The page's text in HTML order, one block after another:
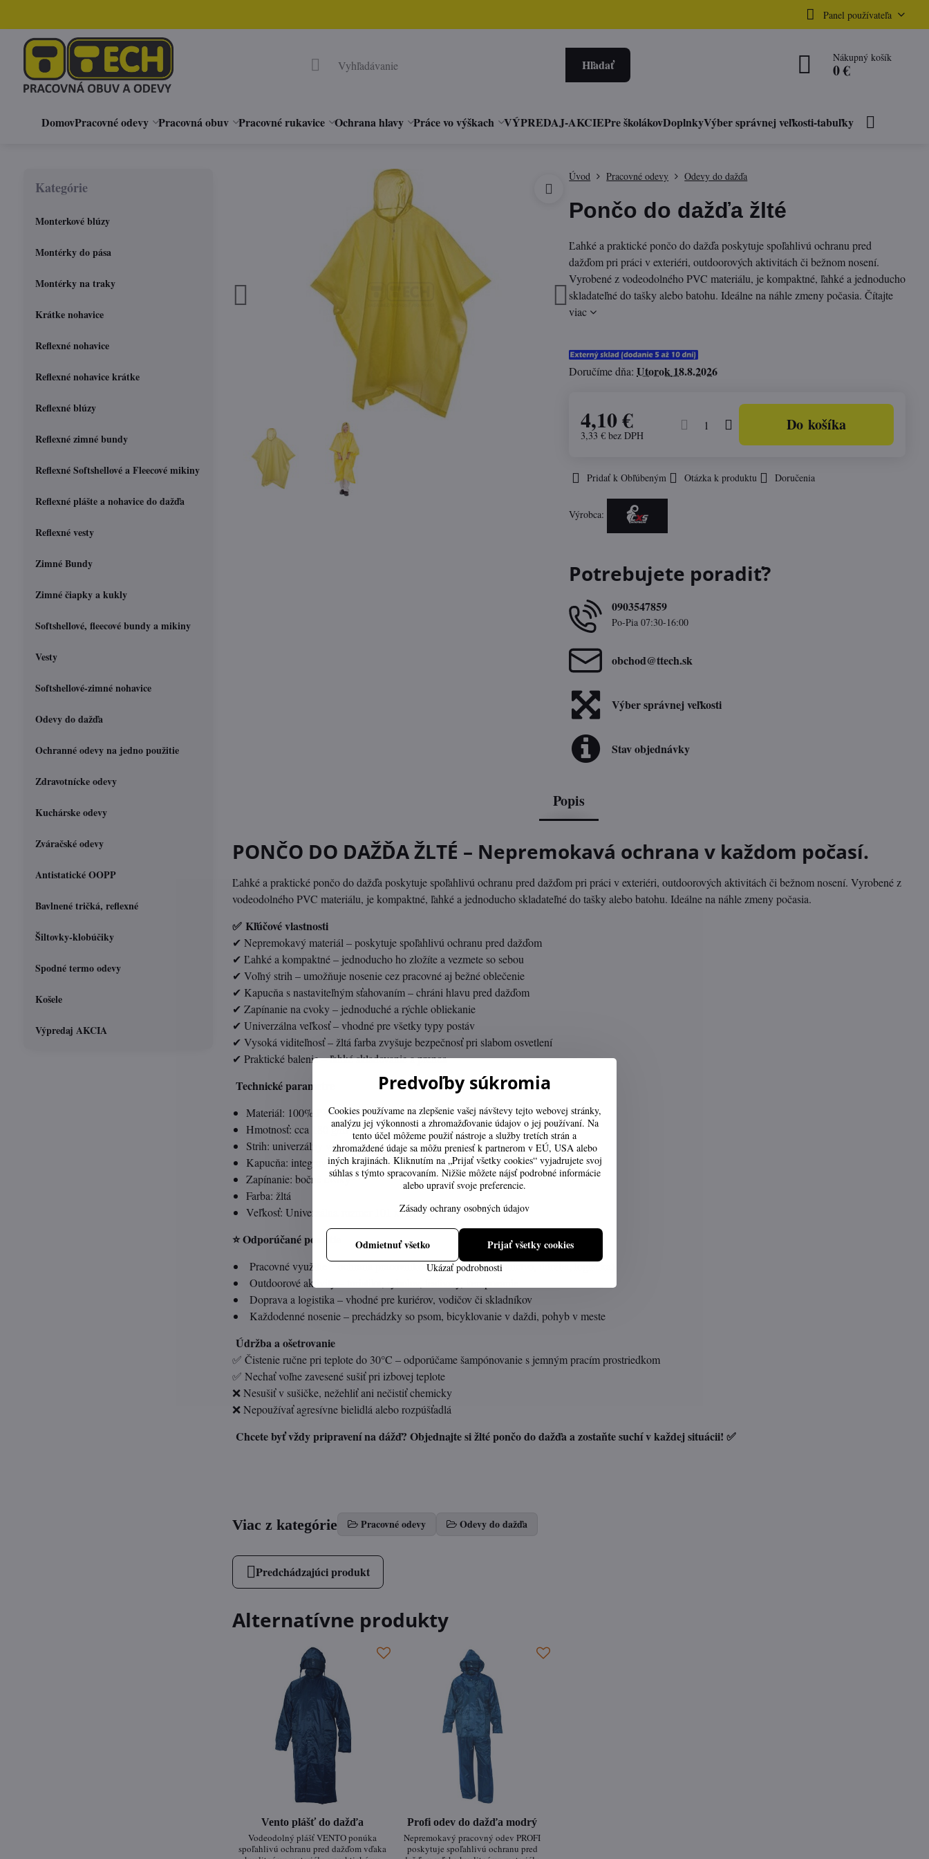
Panel používateľa
Hľadať Nákupný košík
0 €
DomovPracovné odevy Pracovná obuv Pracovné rukavice Ochrana hlavy Práce vo výškach VÝPREDAJ-AKCIEPre školákovDoplnkyVýber správnej veľkosti-tabuľky
Úvod Pracovné odevy Odevy do dažďa
Pončo do dažďa žlté
Ľahké a praktické pončo do dažďa poskytuje spoľahlivú ochranu pred
dažďom pri práci v exteriéri, outdoorových aktivitách či bežnom nosení.
Vyrobené z vodeodolného PVC materiálu, je kompaktné, ľahké a jednoducho
skladateľné do tašky alebo batohu. Ideálne na náhle zmeny počasia.Čítajte
viac
Doručíme dňa:Utorok 18.8.2026
4,10 €
3,33 €bez DPH
Do košíka
Pridať k Obľúbeným Otázka k produktu Doručenia
Výrobca:
Potrebujete poradiť?
0903547859
Po-Pia 07:30-16:00
obchod​@ttech​.sk
Výber správnej veľkosti
Stav objednávky
Popis
PONČO DO DAŽĎA ŽLTÉ – Nepremokavá ochrana v každom počasí.
Ľahké a praktické pončo do dažďa poskytuje spoľahlivú ochranu pred dažďom pri práci v exteriéri, outdoorových aktivitách či bežnom nosení. Vyrobené z
vodeodolného PVC materiálu, je kompaktné, ľahké a jednoducho skladateľné do tašky alebo batohu. Ideálne na náhle zmeny počasia.
✅ Kľúčové vlastnosti
✔ Nepremokavý materiál – poskytuje spoľahlivú ochranu pred dažďom
✔ Ľahké a kompaktné – jednoducho ho zložíte a vezmete so sebou
✔ Voľný strih – umožňuje nosenie cez pracovné aj bežné oblečenie
✔ Kapucňa s nastaviteľným sťahovaním – chráni hlavu pred dažďom
✔ Zapínanie na cvoky – jednoduché a rýchle obliekanie
✔ Univerzálna veľkosť – vhodné pre všetky typy postáv
✔ Vysoká viditeľnosť – žltá farba zvyšuje bezpečnosť pri slabom osvetlení
✔ Praktické balenie – ľahké skladovanie a prenos
Technické parametre
Materiál: 100% PVC
Hmotnosť: cca 180 g/m²
Strih: univerzálny voľný strih
Kapucňa: integrovaná, so sťahovacou šnúrkou
Zapínanie: bočné cvoky
Farba: žltá
Veľkosť: Univerzálna-rozmer 101 x127 cm
⭐ Odporúčané použitie
Pracovné využitie – ochrana pracovníkov v exteriéri (stavebníctvo, údržba, logistika)
Outdoorové aktivity – turistika, rybolov, festivaly, kempovanie
Doprava a logistika – vhodné pre kuriérov, vodičov či skladníkov
Každodenné nosenie – prechádzky so psom, bicyklovanie v daždi, pohyb v meste
Údržba a ošetrovanie
✅ Čistenie ručne pri teplote do 30°C – odporúčame šampónovanie s jemným pracím prostriedkom
✅ Nechať voľne zavesené sušiť pri izbovej teplote
❌ Nesušiť v sušičke, nežehliť ani nečistiť chemicky
❌ Nepoužívať agresívne bielidlá alebo rozpúšťadlá
Chcete byť vždy pripravení na dážď? Objednajte si žlté pončo do dažďa a zostaňte suchí v každej situácii! ✅
Viac z kategórie Pracovné odevy Odevy do dažďa
Predchádzajúci produkt
Alternatívne produkty
Vento plášť do dažďa
Vodeodolný plášť VENTO ponúka
spoľahlivú ochranu pred dažďom vďaka
Profi odev do dažďa modrý
Nepremokavý pracovný odev PROFI
poskytuje spoľahlivú ochranu pred
Kategórie
Monterkové blúzy
Montérky do pása
Montérky na traky
Krátke nohavice
Reflexné nohavice
Reflexné nohavice krátke
Reflexné blúzy
Reflexné zimné bundy
Reflexné Softshellové a Fleecové mikiny
Reflexné plášte a nohavice do dažďa
Reflexné vesty
Zimné Bundy
Zimné čiapky a kukly
Softshellové, fleecové bundy a mikiny
Vesty
Softshellové-zimné nohavice
Odevy do dažďa
Ochranné odevy na jedno použitie
Zdravotnícke odevy
Kuchárske odevy
Zváračské odevy
Antistatické OOPP
Bavlnené tričká, reflexné
Šiltovky-klobúčiky
Spodné termo odevy
Košele
Výpredaj AKCIA
Predvoľby súkromia
Cookies používame na zlepšenie vašej návštevy tejto webovej stránky,
analýzu jej výkonnosti a zhromažďovanie údajov o jej používaní. Na
tento účel môžeme použiť nástroje a služby tretích strán a
zhromaždené údaje sa môžu preniesť k partnerom v EÚ, USA alebo
iných krajinách. Kliknutím na „Prijať všetky cookies“ vyjadrujete svoj
súhlas s týmto spracovaním. Nižšie môžete nájsť podrobné informácie
alebo upraviť svoje preferencie.
Zásady ochrany osobných údajov
Ukázať podrobnosti
Prijať všetky cookies
Odmietnuť všetko